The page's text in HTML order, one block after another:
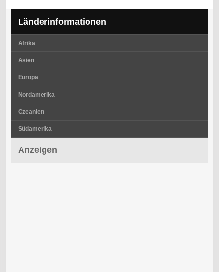
Länderinformationen
Afrika
Asien
Europa
Nordamerika
Ozeanien
Südamerika
Anzeigen